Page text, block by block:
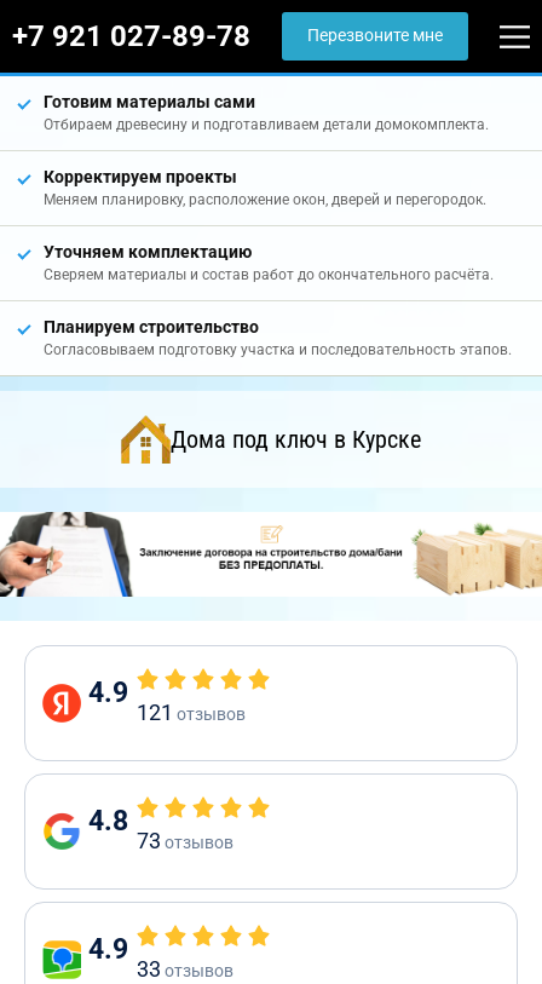
+7 921 027-89-78 Перезвоните мне
Готовим материалы сами
Отбираем древесину и подготавливаем детали домокомплекта.
Корректируем проекты
Меняем планировку, расположение окон, дверей и перегородок.
Уточняем комплектацию
Сверяем материалы и состав работ до окончательного расчёта.
Планируем строительство
Согласовываем подготовку участка и последовательность этапов.
Дома под ключ в Курске
4.9
121 отзывов
4.8
73 отзывов
4.9
33 отзывов